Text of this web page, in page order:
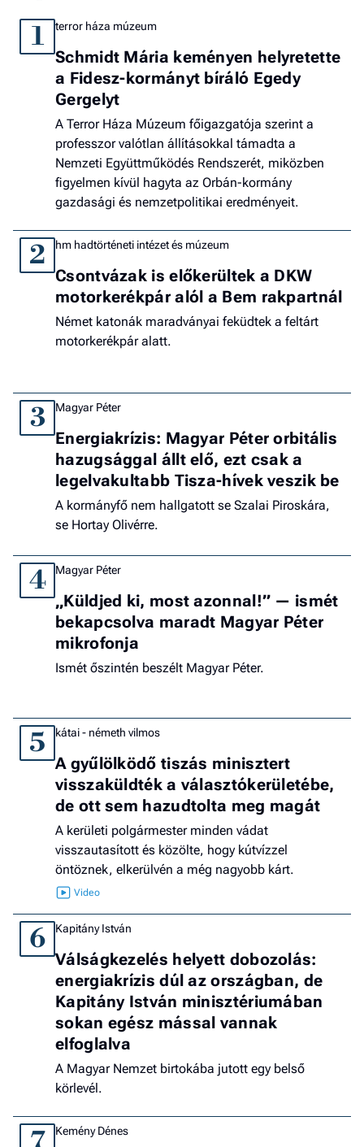
1 terror háza múzeum
Schmidt Mária keményen helyretette
a Fidesz-kormányt bíráló Egedy
Gergelyt
A Terror Háza Múzeum főigazgatója szerint a
professzor valótlan állításokkal támadta a
Nemzeti Együttműködés Rendszerét, miközben
figyelmen kívül hagyta az Orbán-kormány
gazdasági és nemzetpolitikai eredményeit.
2 hm hadtörténeti intézet és múzeum
Csontvázak is előkerültek a DKW
motorkerékpár alól a Bem rakpartnál
Német katonák maradványai feküdtek a feltárt
motorkerékpár alatt.
3 Magyar Péter
Energiakrízis: Magyar Péter orbitális
hazugsággal állt elő, ezt csak a
legelvakultabb Tisza-hívek veszik be
A kormányfő nem hallgatott se Szalai Piroskára,
se Hortay Olivérre.
4 Magyar Péter
„Küldjed ki, most azonnal!” — ismét
bekapcsolva maradt Magyar Péter
mikrofonja
Ismét őszintén beszélt Magyar Péter.
5 kátai - németh vilmos
A gyűlölködő tiszás minisztert
visszaküldték a választókerületébe,
de ott sem hazudtolta meg magát
A kerületi polgármester minden vádat
visszautasított és közölte, hogy kútvízzel
öntöznek, elkerülvén a még nagyobb kárt.
6 Kapitány István
Válságkezelés helyett dobozolás:
energiakrízis dúl az országban, de
Kapitány István minisztériumában
sokan egész mással vannak
elfoglalva
A Magyar Nemzet birtokába jutott egy belső
körlevél.
Kemény Dénes